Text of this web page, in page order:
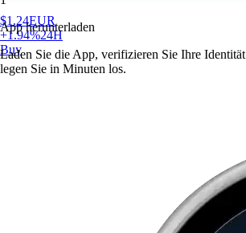
$1.24EUR
+1.94%24H
Buy
App herunterladen
Laden Sie die App, verifizieren Sie Ihre
legen Sie in Minuten los.